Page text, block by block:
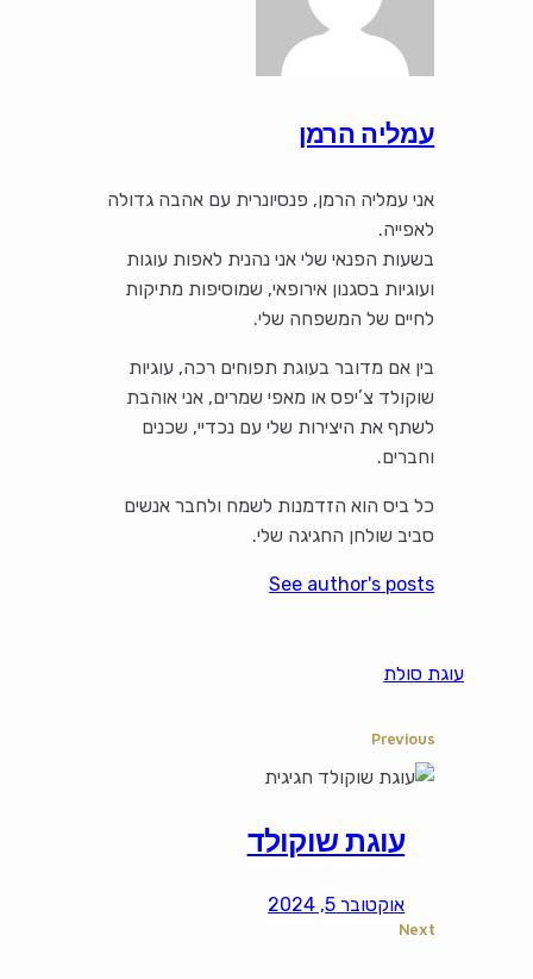
עמליה הרמן
אני עמליה הרמן, פנסיונרית עם אהבה גדולה
לאפייה.
בשעות הפנאי שלי אני נהנית לאפות עוגות
ועוגיות בסגנון אירופאי, שמוסיפות מתיקות
לחיים של המשפחה שלי.
בין אם מדובר בעוגת תפוחים רכה, עוגיות
שוקולד צ’יפס או מאפי שמרים, אני אוהבת
לשתף את היצירות שלי עם נכדיי, שכנים
וחברים.
כל ביס הוא הזדמנות לשמח ולחבר אנשים
סביב שולחן החגיגה שלי.
See author's posts
עוגת סולת
Previous
עוגת שוקולד
אוקטובר 5, 2024
Next